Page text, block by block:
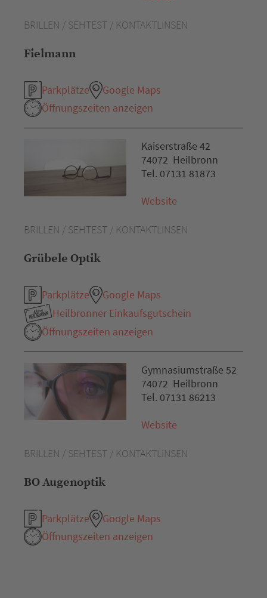
BRILLEN / SEHTEST / KONTAKTLINSEN
Fielmann
Parkplätze
Google Maps
Öffnungszeiten anzeigen
BRILLEN / SEHTEST / KONTAKTLINSEN
Grübele Optik
Parkplätze
Google Maps
Heilbronner Einkaufsgutschein
Öffnungszeiten anzeigen
Kaiserstraße 42
74072 Heilbronn
Tel. 07131 81873
Website
BRILLEN / SEHTEST / KONTAKTLINSEN
BO Augenoptik
Parkplätze
Google Maps
Öffnungszeiten anzeigen
Gymnasiumstraße 52
74072 Heilbronn
Tel. 07131 86213
Website